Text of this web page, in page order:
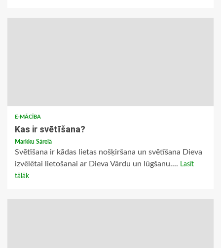
E-MĀCĪBA
Kas ir svētīšana?
Markku Särelä
Svētīšana ir kādas lietas nošķiršana un svētīšana Dieva
izvēlētai lietošanai ar Dieva Vārdu un lūgšanu.... Lasīt
tālāk